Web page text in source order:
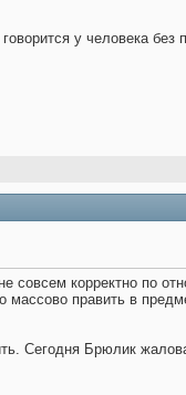
у человека без
совсем корректно по
править в
Сегодня Брюлик